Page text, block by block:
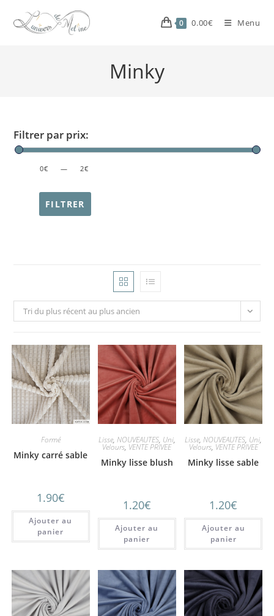
0 0.00€ Menu
Minky
Tri du plus récent au plus ancien
Formé
Minky carré sable
1.90€
Ajouter au
panier
Lisse, NOUVEAUTES, Uni,
Velours, VENTE PRIVEE
Minky lisse blush
1.20€
Ajouter au
panier
Lisse,NOUVEAUTES, Uni,
Velours, VENTE PRIVEE
Minky lisse sable
1.20€
Ajouter au
panier
Filtrer par prix:
PRICE:0€ — 2€